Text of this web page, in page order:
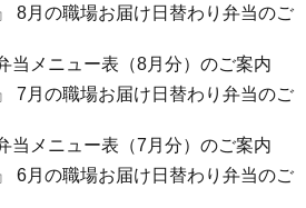
8月の職場お届け日替わり弁当のご
当メニュー表（8月分）のご案内
7月の職場お届け日替わり弁当のご
当メニュー表（7月分）のご案内
6月の職場お届け日替わり弁当のご